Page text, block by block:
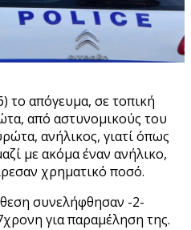
το απόγευμα, σε τοπική
από αστυνομικούς του
ανήλικος, γιατί όπως
με ακόμα έναν ανήλικο,
χρηματικό ποσό.
συνελήφθησαν -2-
για παραμέληση της.